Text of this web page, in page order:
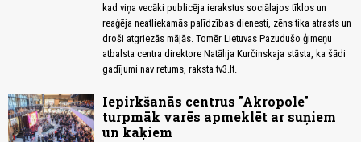
kad viņa vecāki publicēja ierakstus sociālajos tīklos un
reaģēja neatliekamās palīdzības dienesti, zēns tika atrasts un
droši atgriezās mājās. Tomēr Lietuvas Pazudušo ģimeņu
atbalsta centra direktore Natālija Kurčinskaja stāsta, ka šādi
gadījumi nav retums, raksta tv3.lt.
Iepirkšanās centrus "Akropole"
turpmāk varēs apmeklēt ar suņiem
un kaķiem